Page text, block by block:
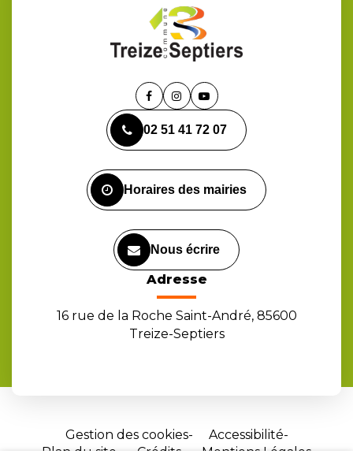
Lien
le
compte
Lien
le
compte
Lien
la
chaîne
02 51 41 72 07
Horaires des mairies
Nous écrire
Adresse
16 rue de la Roche Saint-André, 85600
Treize-Septiers
Gestion des cookies
Accessibilité